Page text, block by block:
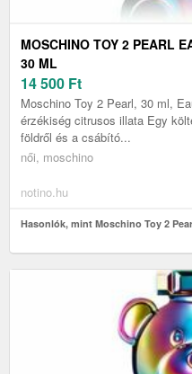
MOSCHINO TOY 2 PEARL
30 ML
14 500 Ft
Moschino Toy 2 Pearl, 30 ml,
érzékiség citrusos illata Egy
földről és a csábító...
női, moschino
notino.hu
Hasonlók, mint Moschino Toy 2